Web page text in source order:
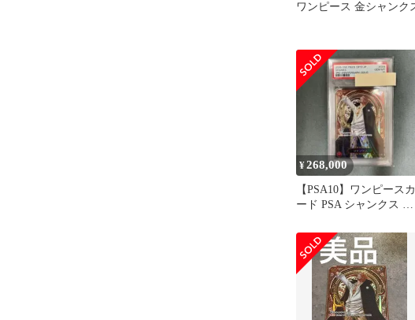
ワンピース 金シャンク
¥268,000
【PSA10】ワンピースカ
ード PSA シャンクス 金
念